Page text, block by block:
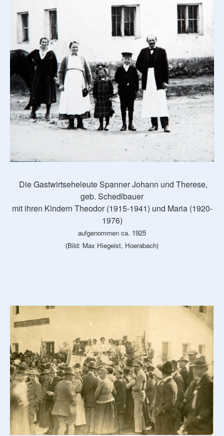
Die Gastwirtseheleute Spanner Johann und Therese,
geb. Schedlbauer
mit ihren Kindern Theodor (1915-1941) und Maria (1920-
1976)
aufgenommen ca. 1925
(Bild: Max Hiegeist, Hoerabach)